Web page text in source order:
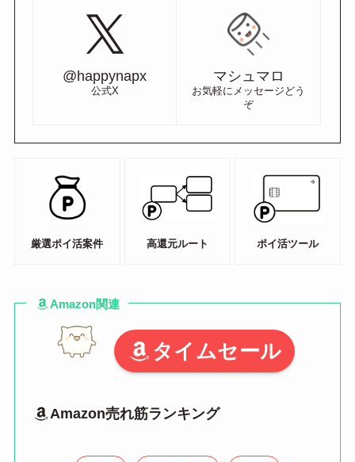
@happynapx
公式X
マシュマロ
お気軽にメッセージどう
ぞ
厳選ポイ活案件 高還元ルート ポイ活ツール
Amazon関連
タイムセール
Amazon売れ筋ランキング